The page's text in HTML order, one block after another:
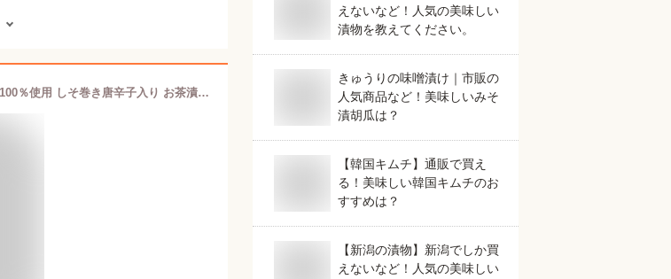
【送料無料】国産きゅうりのてっぽう漬け 130g×5個 国産野菜100％使用 しそ巻き唐辛子入り お茶漬け 青唐辛子 しその葉 ご飯のお供 鉄砲漬け お酒の肴 しょうゆ漬け 胡瓜のてっぽう漬け キュウリてつぽう漬け 本醸造醬油漬 漬物 季折
えないなど！人気の美味しい
漬物を教えてください。
きゅうりの味噌漬け｜市販の
人気商品など！美味しいみそ
漬胡瓜は？
【韓国キムチ】通販で買え
る！美味しい韓国キムチのお
すすめは？
【新潟の漬物】新潟でしか買
えないなど！人気の美味しい